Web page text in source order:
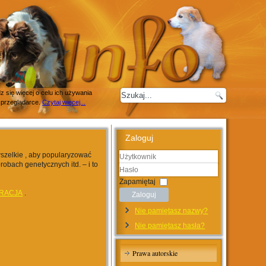
się więcej o celu ich używania
przeglądarce.Czytaj więcej...
, aby popularyzować
genetycznych itd. – i to
.
Zaloguj
Użytkownik
Hasło
Zapamiętaj
Zaloguj
Nie pamiętasz nazwy?
Nie pamiętasz hasła?
Prawa autorskie